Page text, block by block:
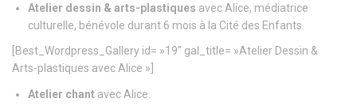
Atelier dessin & arts-plastiques avec Alice, médiatrice
culturelle, bénévole durant 6 mois à la Cité des Enfants.
[Best_Wordpress_Gallery id= »19″ gal_title= »Atelier Dessin &
Arts-plastiques avec Alice »]
Atelier chant avec Alice.